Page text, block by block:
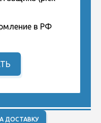
в РФ
ДОСТАВКУ